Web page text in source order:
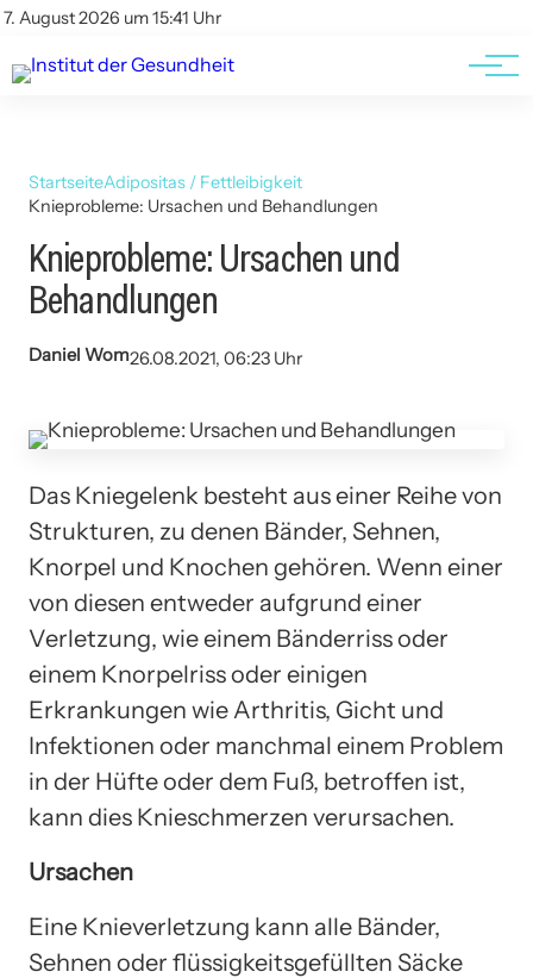
7. August 2026 um 15:41 Uhr
Kontakt
Kontakt
AGBs
StartseiteAdipositas / Fettleibigkeit
Knieprobleme: Ursachen und Behandlungen
Knieprobleme: Ursachen und
Behandlungen
Daniel Wom26.08.2021, 06:23 Uhr
Das Kniegelenk besteht aus einer Reihe von
Strukturen, zu denen Bänder, Sehnen,
Knorpel und Knochen gehören. Wenn einer
von diesen entweder aufgrund einer
Verletzung, wie einem Bänderriss oder
einem Knorpelriss oder einigen
Erkrankungen wie Arthritis, Gicht und
Infektionen oder manchmal einem Problem
in der Hüfte oder dem Fuß, betroffen ist,
kann dies Knieschmerzen verursachen.
Ursachen
Eine Knieverletzung kann alle Bänder,
Sehnen oder flüssigkeitsgefüllten Säcke